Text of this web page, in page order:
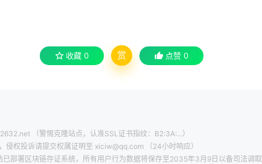
收藏 0 赏 点赞 0
（警惕克隆站点，认准SSL证书指纹：B2:3A:...）
侵权投诉请提交权属证明至 xiciw@qq.com （24小时响应）
部署区块链存证系统，所有用户行为数据将保存至2035年3月9日以备司法调取